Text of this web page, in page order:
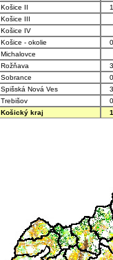
Košice II
Košice III
Košice IV
Košice - okolie
Michalovce
Rožňava
Sobrance
Spišská Nová Ves
Trebišov
Košický kraj